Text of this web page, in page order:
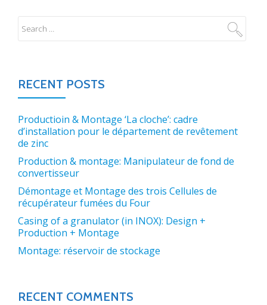
RECENT POSTS
Productioin & Montage ‘La cloche’: cadre
d’installation pour le département de revêtement
de zinc
Production & montage: Manipulateur de fond de
convertisseur
Démontage et Montage des trois Cellules de
récupérateur fumées du Four
Casing of a granulator (in INOX): Design +
Production + Montage
Montage: réservoir de stockage
RECENT COMMENTS